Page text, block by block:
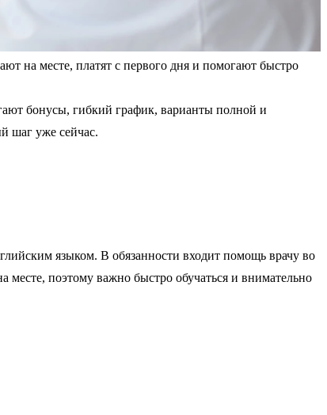
на месте, платят с первого дня и помогают быстро
бонусы, гибкий график, варианты полной и
шаг уже сейчас.
языком. В обязанности входит помощь врачу во
месте, поэтому важно быстро обучаться и внимательно